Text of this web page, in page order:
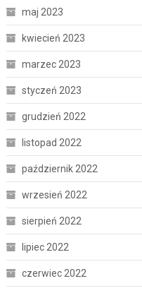
maj 2023
kwiecień 2023
marzec 2023
styczeń 2023
grudzień 2022
listopad 2022
październik 2022
wrzesień 2022
sierpień 2022
lipiec 2022
czerwiec 2022